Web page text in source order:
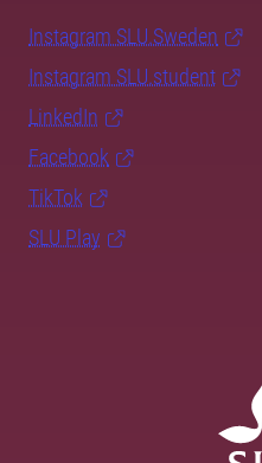
Instagram SLU.Sweden
Instagram SLU.student
LinkedIn
Facebook
TikTok
SLU Play